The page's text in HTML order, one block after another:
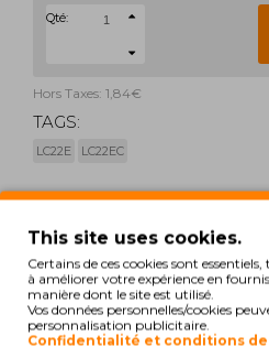
Qté:
Hors Taxes: 1,84€
TAGS:
LC22E LC22EC
Brother MFC-J 5920 DW
This site uses cookies.
Certains de ces cookies sont
à améliorer votre expérience en
manière dont le site est utilisé.
Vos données personnelles/cookies
personnalisation publicitaire.
Confidentialité et conditions de